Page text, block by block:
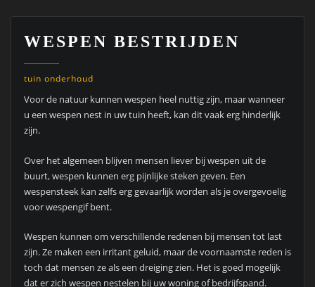
WESPEN BESTRIJDEN
tuin onderhoud
Voor de natuur kunnen wespen heel nuttig zijn, maar wanneer
u een wespen nest in uw tuin heeft, kan dit vaak erg hinderlijk
zijn.
Over het algemeen blijven mensen liever bij wespen uit de
buurt, wespen kunnen erg pijnlijke steken geven. Een
wespensteek kan zelfs erg gevaarlijk worden als je overgevoelig
voor wespengif bent.
Wespen kunnen om verschillende redenen bij mensen tot last
zijn. Ze maken een irritant geluid, maar de voornaamste reden is
toch dat mensen ze als een dreiging zien. Het is goed mogelijk
dat er zich wespen nestelen bij uw woning of bedrijfspand.